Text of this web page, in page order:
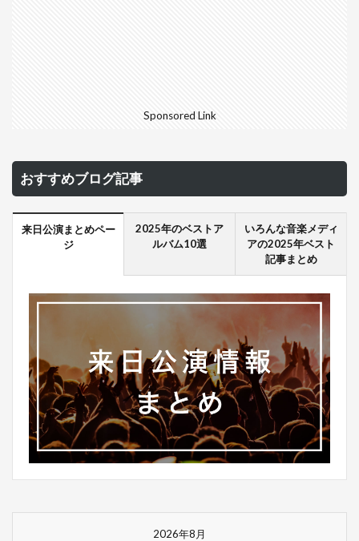
Sponsored Link
おすすめブログ記事
来日公演まとめペー
ジ
2025年のベストア
ルバム10選
いろんな音楽メディ
アの2025年ベスト
記事まとめ
2026年8月